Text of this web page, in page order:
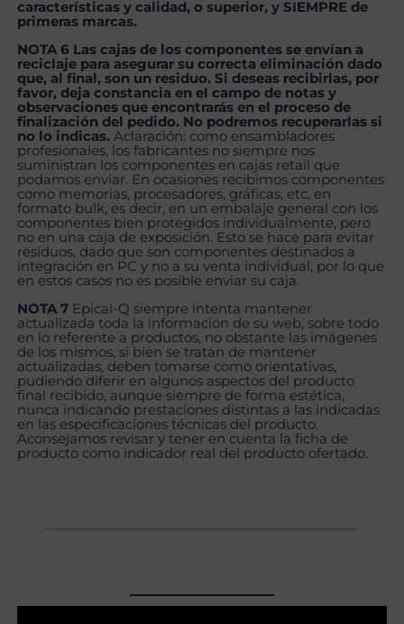
características y calidad, o superior, y SIEMPRE de
primeras marcas.
NOTA 6 Las cajas de los componentes se envían a
reciclaje para asegurar su correcta eliminación dado
que, al final, son un residuo. Si deseas recibirlas, por
favor, deja constancia en el campo de notas y
observaciones que encontrarás en el proceso de
finalización del pedido. No podremos recuperarlas si
no lo indicas. Aclaración: como ensambladores
profesionales, los fabricantes no siempre nos
suministran los componentes en cajas retail que
podamos enviar. En ocasiones recibimos componentes
como memorias, procesadores, gráficas, etc, en
formato bulk, es decir, en un embalaje general con los
componentes bien protegidos individualmente, pero
no en una caja de exposición. Esto se hace para evitar
residuos, dado que son componentes destinados a
integración en PC y no a su venta individual, por lo que
en estos casos no es posible enviar su caja.
NOTA 7 Epical-Q siempre intenta mantener
actualizada toda la información de su web, sobre todo
en lo referente a productos, no obstante las imágenes
de los mismos, si bien se tratan de mantener
actualizadas, deben tomarse como orientativas,
pudiendo diferir en algunos aspectos del producto
final recibido, aunque siempre de forma estética,
nunca indicando prestaciones distintas a las indicadas
en las especificaciones técnicas del producto.
Aconsejamos revisar y tener en cuenta la ficha de
producto como indicador real del producto ofertado.